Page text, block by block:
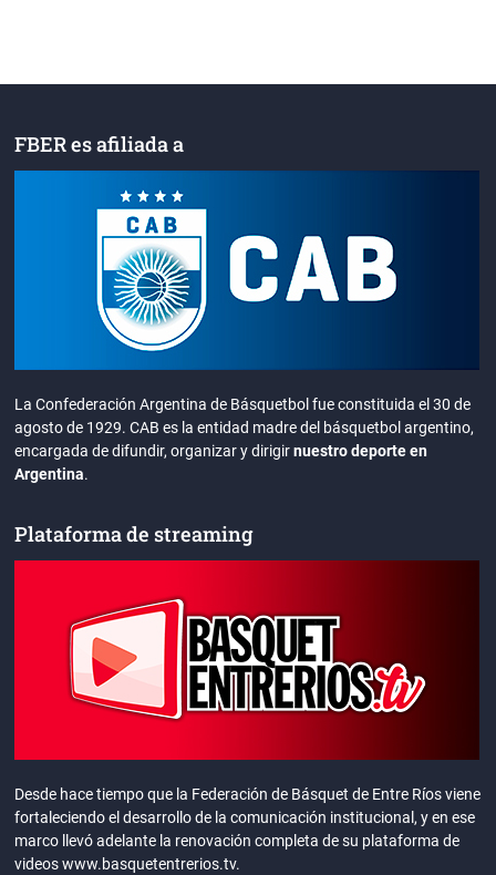
FBER es afiliada a
La Confederación Argentina de Básquetbol fue constituida el 30 de
agosto de 1929. CAB es la entidad madre del básquetbol argentino,
encargada de difundir, organizar y dirigirnuestro deporte en
Argentina.
Plataforma de streaming
Desde hace tiempo que la Federación de Básquet de Entre Ríos viene
fortaleciendo el desarrollo de la comunicación institucional, y en ese
marco llevó adelante la renovación completa de su plataforma de
videos www.basquetentrerios.tv.